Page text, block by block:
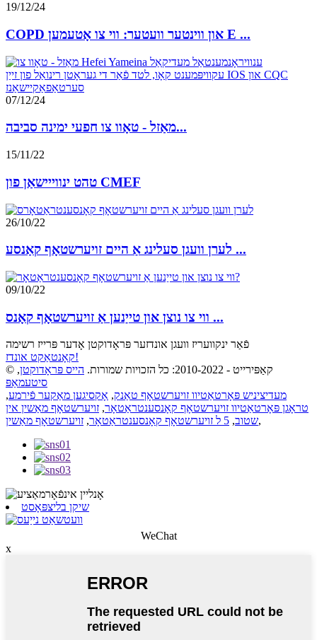
19/12/24
COPD און ווינטער וועטער: ווי צו אָטעמען E ...
07/12/24
מאַזל - טאָוו צו חפעי ימינה סביבה...
15/11/22
טהט ינווייישאַן פון CMEF
26/10/22
לערן וועגן סעלינג אַ היים זויערשטאָף קאַנסע ...
09/10/22
ווי צו נוצן און טייַנען אַ זויערשטאָף קאָנס ...
פֿאַר ינקוועריז וועגן אונדזער פּראָדוקטן אָדער פּרייז רשימה
קאָנטאַקט אונדז!
© קאַפּירייט - 2010-2022: כל הזכויות שמורות.
הייס פּראָדוקטן,
סיטעמאַפּ
מעדיציניש פּאָרטאַטיוו זויערשטאָף טאַנק, אָקסיגען מאַקער פֿירמע,
טראָגן פּאָרטאַטיוו זויערשטאָף קאָנסענטראַטאָר, זויערשטאָף מאַשין אין
שטוב, 5 ל זויערשטאָף קאָנסענטראַטאָר , זויערשטאָף מאַשין ,
שיקן בליצפּאָסט
WeChat
x